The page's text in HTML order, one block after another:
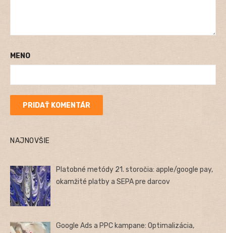
MENO
NAJNOVŠIE
Platobné metódy 21. storočia: apple/google pay,
okamžité platby a SEPA pre darcov
Google Ads a PPC kampane: Optimalizácia,